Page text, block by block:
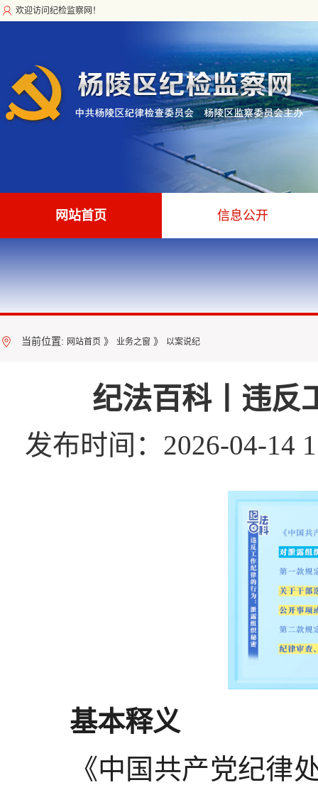
欢迎访问纪检监察网！
网站首页 信息公开
当前位置: 网站首页 》 业务之窗 》 以案说纪
纪法百科丨违反
发布时间：2026-04-
基本释义
《中国共产党纪律处